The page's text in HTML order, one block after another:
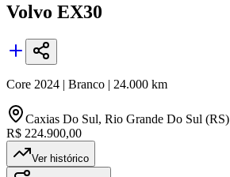
Volvo EX30
Core 2024 | Branco | 24.000 km
Caxias Do Sul, Rio Grande Do Sul (RS)
R$ 224.900,00
Ver histórico